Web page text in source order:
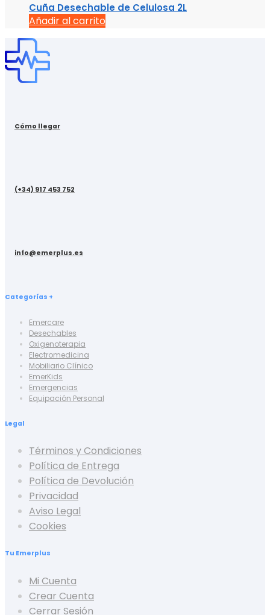
Cuña Desechable de Celulosa 2L
Añadir al carrito
Cómo llegar
(+34) 917 453 752
info@emerplus.es
Categorías +
Emercare
Desechables
Oxigenoterapia
Electromedicina
Mobiliario Clínico
EmerKids
Emergencias
Equipación Personal
Legal
Términos y Condiciones
Política de Entrega
Política de Devolución
Privacidad
Aviso Legal
Cookies
Tu Emerplus
Mi Cuenta
Crear Cuenta
Cerrar Sesión